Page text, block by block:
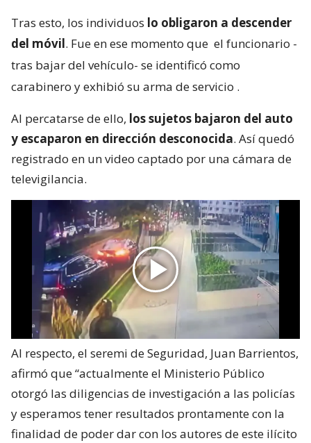
Tras esto, los individuos lo obligaron a descender
del móvil. Fue en ese momento que el funcionario -
tras bajar del vehículo- se identificó como
carabinero y exhibió su arma de servicio .
Al percatarse de ello, los sujetos bajaron del auto
y escaparon en dirección desconocida. Así quedó
registrado en un video captado por una cámara de
televigilancia.
Al respecto, el seremi de Seguridad, Juan Barrientos,
afirmó que “actualmente el Ministerio Público
otorgó las diligencias de investigación a las policías
y esperamos tener resultados prontamente con la
finalidad de poder dar con los autores de este ilícito